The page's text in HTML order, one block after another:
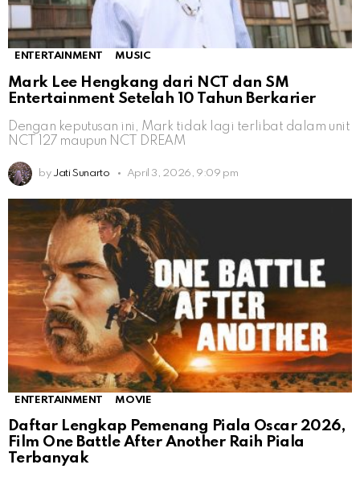
ENTERTAINMENT MUSIC
Mark Lee Hengkang dari NCT dan SM
Entertainment Setelah 10 Tahun Berkarier
Dengan keputusan ini, Mark tidak lagi terlibat dalam unit
NCT 127 maupun NCT DREAM
by Jati Sunarto April 3, 2026, 9:09 pm
ENTERTAINMENT MOVIE
Daftar Lengkap Pemenang Piala Oscar 2026,
Film One Battle After Another Raih Piala
Terbanyak